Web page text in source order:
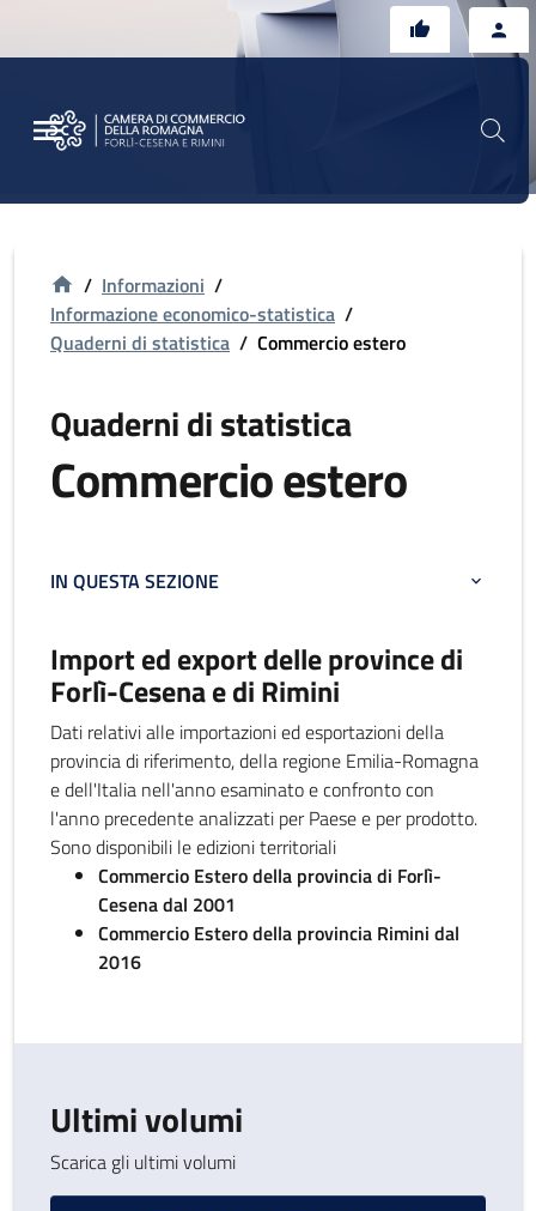
/ Informazioni /
Informazione economico-statistica /
Quaderni di statistica / Commercio estero
Quaderni di statistica
Commercio estero
IN QUESTA SEZIONE
Import ed export delle province di
Forlì-Cesena e di Rimini
Dati relativi alle importazioni ed esportazioni della
provincia di riferimento, della regione Emilia-Romagna
e dell'Italia nell'anno esaminato e confronto con
l'anno precedente analizzati per Paese e per prodotto.
Sono disponibili le edizioni territoriali
Commercio Estero della provincia di Forlì-
Cesena dal 2001
Commercio Estero della provincia Rimini dal
2016
Ultimi volumi
Scarica gli ultimi volumi